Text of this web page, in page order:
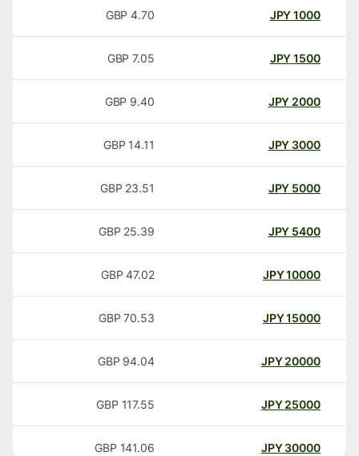
1000
JPY
4.70
GBP
1500
JPY
7.05
GBP
2000
JPY
9.40
GBP
3000
JPY
14.11
GBP
5000
JPY
23.51
GBP
5400
JPY
25.39
GBP
10000
JPY
47.02
GBP
15000
JPY
70.53
GBP
20000
JPY
94.04
GBP
25000
JPY
117.55
GBP
30000
JPY
141.06
GBP